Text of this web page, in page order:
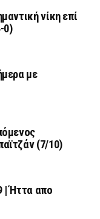
νίκη επί
0)
με
(7/10)
| Ήττα απο